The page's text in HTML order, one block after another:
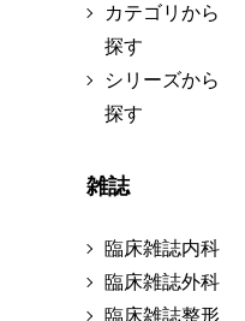
カテゴリから
探す
シリーズから
探す
雑誌
臨床雑誌内科
臨床雑誌外科
臨床雑誌整形